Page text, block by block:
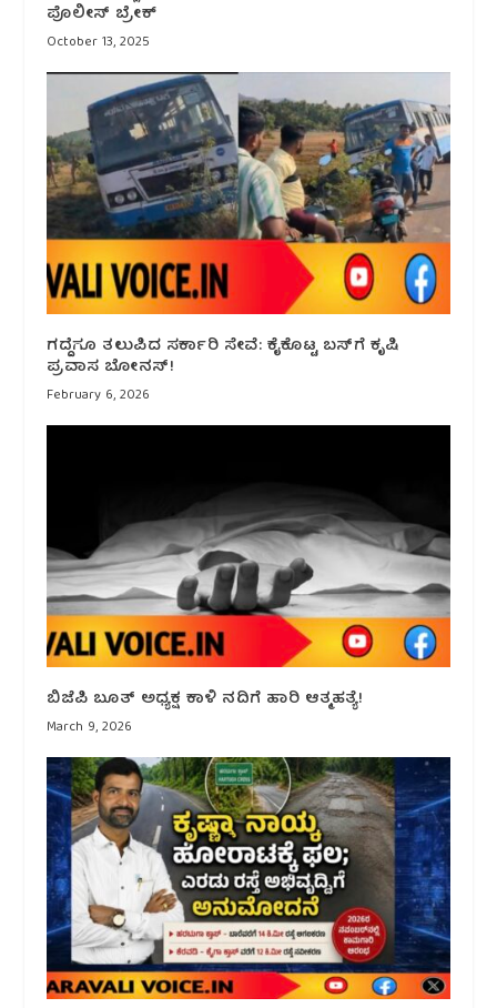
ಪೊಲೀಸ್ ಬ್ರೇಕ್
October 13, 2025
ಗದ್ದೆಗೂ ತಲುಪಿದ ಸರ್ಕಾರಿ ಸೇವೆ: ಕೈಕೊಟ್ಟ ಬಸ್‌ಗೆ ಕೃಷಿ
ಪ್ರವಾಸ ಬೋನಸ್!
February 6, 2026
ಬಿಜೆಪಿ ಬೂತ್ ಅಧ್ಯಕ್ಷ ಕಾಳಿ ನದಿಗೆ ಹಾರಿ ಆತ್ಮಹತ್ಯೆ!
March 9, 2026